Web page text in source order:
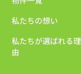
私たちの想い
私たちが選ばれる理
由